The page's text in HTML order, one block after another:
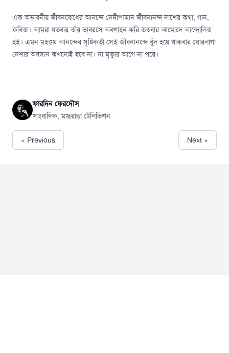
এক অভাবনীয় জীবনবোধের আনন্দে দেদীপ্যমান জীবনানন্দ দাশের কথা, গান,
কবিতা। আমরা যতবার তাঁর ভাবরসে অবগাহন করি ততবার আমোদে আন্দোলিত
হই। এমন মহত্তম আনন্দের সৃষ্টিকর্তা সেই জীবনানন্দে বুঁদ হয়ে থাকবার ঘোরলাগা
নেশার অবসান কখনোই হবে না। না মৃত্যুর আগে না পরে।
ফারদিন ফেরদৌস
সাংবাদিক, মাছরাঙা টেলিভিশন
« Previous Next »